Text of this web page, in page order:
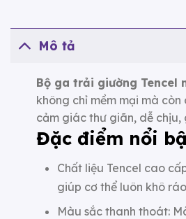
Mô tả
Bộ ga trải giường Tencel
không chỉ mềm mại mà
cảm giác thư giãn, dễ
Đặc điểm nổi
Chất liệu Tencel cao
giúp cơ thể luôn khô
Màu sắc thanh thoát: